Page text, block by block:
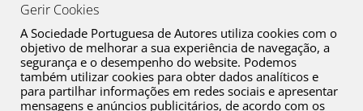
Canal de Denúncia
Plano de Prevenção de Riscos de Corrupção e Infrações Conexas
Gerir Cookies
A Sociedade Portuguesa de Autores utiliza cookies com o
objetivo de melhorar a sua experiência de navegação, a
segurança e o desempenho do website. Podemos
também utilizar cookies para obter dados analíticos e
para partilhar informações em redes sociais e apresentar
mensagens e anúncios publicitários, de acordo com os